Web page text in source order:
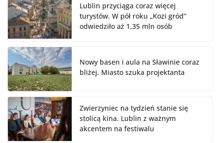
Lublin przyciąga coraz więcej
turystów. W pół roku „Kozi gród”
odwiedziło aż 1,35 mln osób
Nowy basen i aula na Sławinie coraz
bliżej. Miasto szuka projektanta
Zwierzyniec na tydzień stanie się
stolicą kina. Lublin z ważnym
akcentem na festiwalu